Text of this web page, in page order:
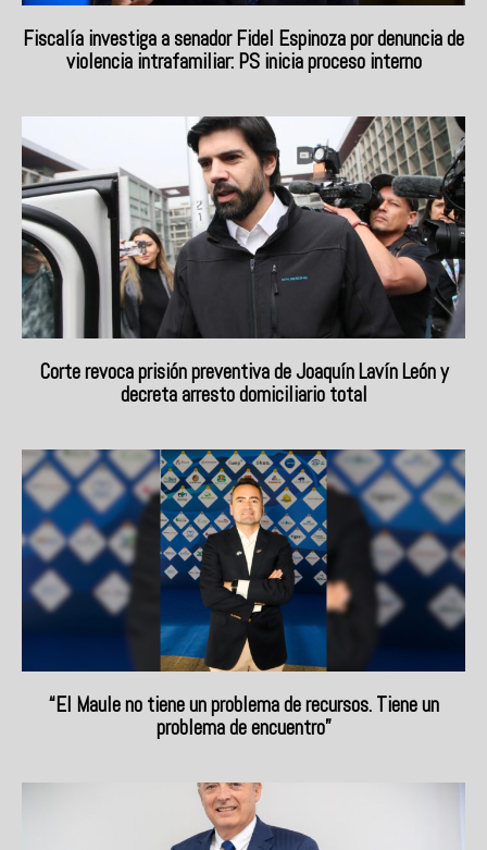
Fiscalía investiga a senador Fidel Espinoza por denuncia de
violencia intrafamiliar: PS inicia proceso interno
Corte revoca prisión preventiva de Joaquín Lavín León y
decreta arresto domiciliario total
“El Maule no tiene un problema de recursos. Tiene un
problema de encuentro”